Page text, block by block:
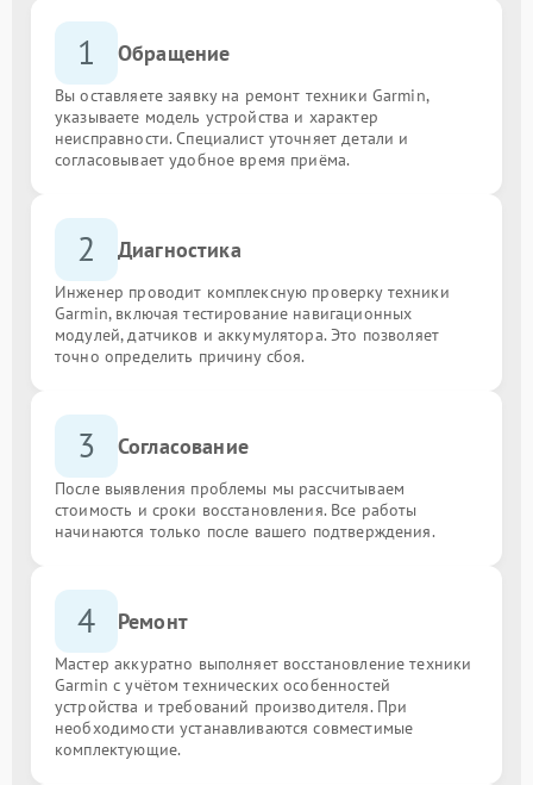
1 Обращение
Вы оставляете заявку на ремонт техники Garmin,
указываете модель устройства и характер
неисправности. Специалист уточняет детали и
согласовывает удобное время приёма.
2 Диагностика
Инженер проводит комплексную проверку техники
Garmin, включая тестирование навигационных
модулей, датчиков и аккумулятора. Это позволяет
точно определить причину сбоя.
3 Согласование
После выявления проблемы мы рассчитываем
стоимость и сроки восстановления. Все работы
начинаются только после вашего подтверждения.
4 Ремонт
Мастер аккуратно выполняет восстановление техники
Garmin с учётом технических особенностей
устройства и требований производителя. При
необходимости устанавливаются совместимые
комплектующие.